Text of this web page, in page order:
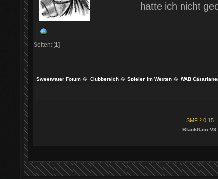
hatte ich nicht
Seiten: [1]
Sweetwater Forum � Clubbereich� Spielen im Westen� WAB
SMF 2.0.15
BlackRain V3